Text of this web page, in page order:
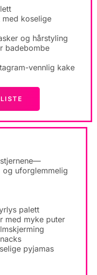
koselige
og hårstyling
badebombe
vennlig kake
uforglemmelig
palett
med myke puter
pyjamas